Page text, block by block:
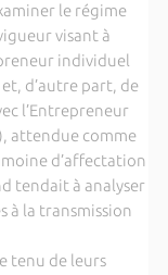
le régime
visant à
individuel
d’autre part, de
l’Entrepreneur
attendue comme
d’affectation
tendait à analyser
à la transmission
tenu de leurs